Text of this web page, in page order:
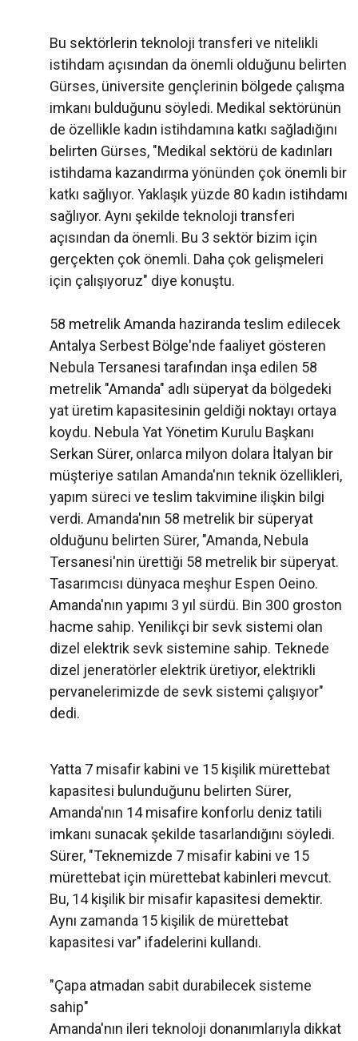
Bu sektörlerin teknoloji transferi ve nitelikli
istihdam açısından da önemli olduğunu belirten
Gürses, üniversite gençlerinin bölgede çalışma
imkanı bulduğunu söyledi. Medikal sektörünün
de özellikle kadın istihdamına katkı sağladığını
belirten Gürses, "Medikal sektörü de kadınları
istihdama kazandırma yönünden çok önemli bir
katkı sağlıyor. Yaklaşık yüzde 80 kadın istihdamı
sağlıyor. Aynı şekilde teknoloji transferi
açısından da önemli. Bu 3 sektör bizim için
gerçekten çok önemli. Daha çok gelişmeleri
için çalışıyoruz" diye konuştu.
58 metrelik Amanda haziranda teslim edilecek
Antalya Serbest Bölge'nde faaliyet gösteren
Nebula Tersanesi tarafından inşa edilen 58
metrelik "Amanda" adlı süperyat da bölgedeki
yat üretim kapasitesinin geldiği noktayı ortaya
koydu. Nebula Yat Yönetim Kurulu Başkanı
Serkan Sürer, onlarca milyon dolara İtalyan bir
müşteriye satılan Amanda'nın teknik özellikleri,
yapım süreci ve teslim takvimine ilişkin bilgi
verdi. Amanda'nın 58 metrelik bir süperyat
olduğunu belirten Sürer, "Amanda, Nebula
Tersanesi'nin ürettiği 58 metrelik bir süperyat.
Tasarımcısı dünyaca meşhur Espen Oeino.
Amanda'nın yapımı 3 yıl sürdü. Bin 300 groston
hacme sahip. Yenilikçi bir sevk sistemi olan
dizel elektrik sevk sistemine sahip. Teknede
dizel jeneratörler elektrik üretiyor, elektrikli
pervanelerimizde de sevk sistemi çalışıyor"
dedi.
Yatta 7 misafir kabini ve 15 kişilik mürettebat
kapasitesi bulunduğunu belirten Sürer,
Amanda'nın 14 misafire konforlu deniz tatili
imkanı sunacak şekilde tasarlandığını söyledi.
Sürer, "Teknemizde 7 misafir kabini ve 15
mürettebat için mürettebat kabinleri mevcut.
Bu, 14 kişilik bir misafir kapasitesi demektir.
Aynı zamanda 15 kişilik de mürettebat
kapasitesi var" ifadelerini kullandı.
"Çapa atmadan sabit durabilecek sisteme
sahip"
Amanda'nın ileri teknoloji donanımlarıyla dikkat